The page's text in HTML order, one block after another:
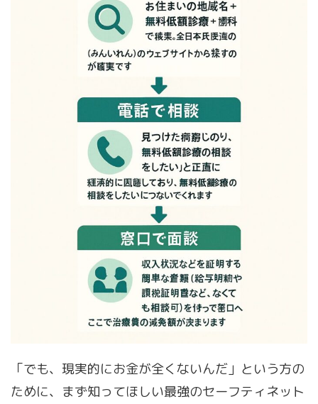
「でも、現実的にお金が全くないんだ」という方の
ために、まず知ってほしい最強のセーフティネット